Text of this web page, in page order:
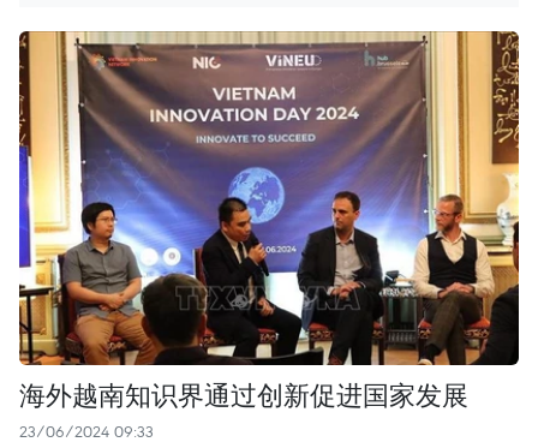
海外越南知识界通过创新促进国家发展
23/06/2024 09:33